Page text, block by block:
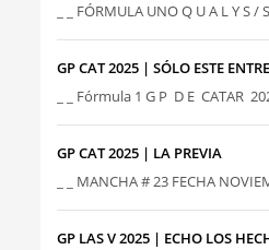
_ _ FÓRMULA UNO Q U A L Y S
GP CAT 2025 | SÓLO ESTE
_ _ Fórmula 1 G P D E CATAR
GP CAT 2025 | LA PREVIA
_ _ MANCHA # 23 FECHA
GP LAS V 2025 | ECHO LOS